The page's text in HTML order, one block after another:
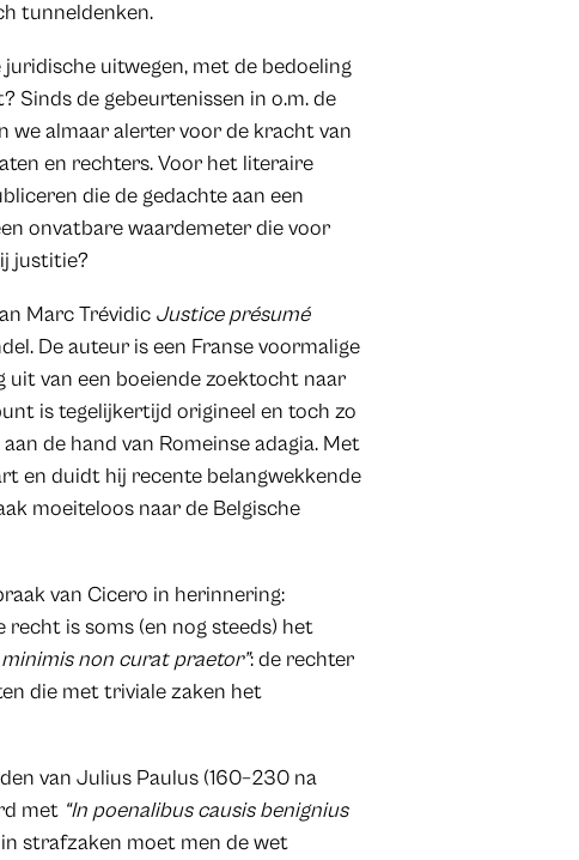
tunneldenken.
uitwegen, met de bedoeling
Sinds de gebeurtenissen in o.m. de
we almaar alerter voor de kracht van
en rechters. Voor het literaire
die de gedachte aan een
onvatbare waardemeter die voor
justitie?
Marc Trévidic Justice présumé
De auteur is een Franse voormalige
van een boeiende zoektocht naar
is tegelijkertijd origineel en toch zo
de hand van Romeinse adagia. Met
en duidt hij recente belangwekkende
moeiteloos naar de Belgische
van Cicero in herinnering:
is soms (en nog steeds) het
minimis non curat praetor”: de rechter
die met triviale zaken het
van Julius Paulus (160–230 na
met “In poenalibus causis benignius
strafzaken moet men de wet